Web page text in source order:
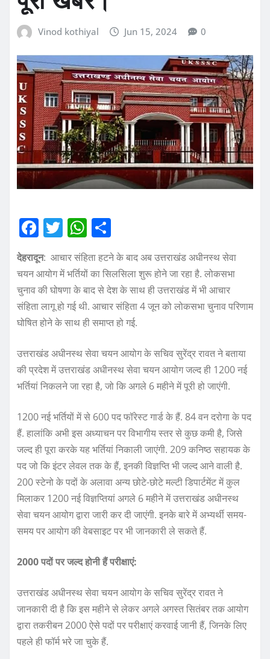
Vinod kothiyal Jun 15, 2024 0
F
c
e
b
o
o
k
T
it
te
r
W
at
s
A
p
p
h
a
re
देहरादून: आचार संहिता हटने के बाद अब उत्तराखंड अधीनस्थ सेवा
चयन आयोग में भर्तियों का सिलसिला शुरू होने जा रहा है. लोकसभा
चुनाव की घोषणा के बाद से देश के साथ ही उत्तराखंड में भी आचार
संहिता लागू हो गई थी. आचार संहिता 4 जून को लोकसभा चुनाव परिणाम
घोषित होने के साथ ही समाप्त हो गई.
उत्तराखंड अधीनस्थ सेवा चयन आयोग के सचिव सुरेंद्र रावत ने बताया
की प्रदेश में उत्तराखंड अधीनस्थ सेवा चयन आयोग जल्द ही 1200 नई
भर्तियां निकलने जा रहा है, जो कि अगले 6 महीने में पूरी हो जाएंगी.
1200 नई भर्तियों में से 600 पद फॉरेस्ट गार्ड के हैं. 84 वन दरोगा के पद
हैं. हालांकि अभी इस अध्याचन पर विभागीय स्तर से कुछ कमी है, जिसे
जल्द ही पूरा करके यह भर्तियां निकाली जाएंगी. 209 कनिष्ठ सहायक के
पद जो कि इंटर लेवल तक के हैं, इनकी विज्ञप्ति भी जल्द आने वाली है.
200 स्टेनो के पदों के अलावा अन्य छोटे-छोटे मल्टी डिपार्टमेंट में कुल
मिलाकर 1200 नई विज्ञप्तियां अगले 6 महीने में उत्तराखंड अधीनस्थ
सेवा चयन आयोग द्वारा जारी कर दी जाएंगी. इनके बारे में अभ्यर्थी समय-
समय पर आयोग की वेबसाइट पर भी जानकारी ले सकते हैं.
2000 पदों पर जल्द होनी हैं परीक्षाएं:
उत्तराखंड अधीनस्थ सेवा चयन आयोग के सचिव सुरेंद्र रावत ने
जानकारी दी है कि इस महीने से लेकर अगले अगस्त सितंबर तक आयोग
द्वारा तकरीबन 2000 ऐसे पदों पर परीक्षाएं करवाई जानी हैं, जिनके लिए
पहले ही फॉर्म भरे जा चुके हैं.